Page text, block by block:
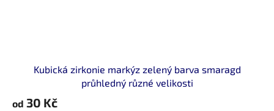
Kubická zirkonie markýz zelený barva smaragd
průhledný různé velikosti
od 30 Kč